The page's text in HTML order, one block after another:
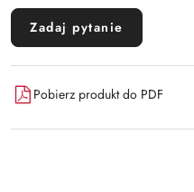
Zadaj pytanie
Pobierz produkt do PDF